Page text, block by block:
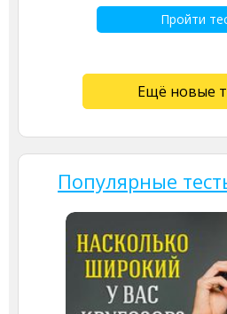
Пройти
Ещё новые
Популярные